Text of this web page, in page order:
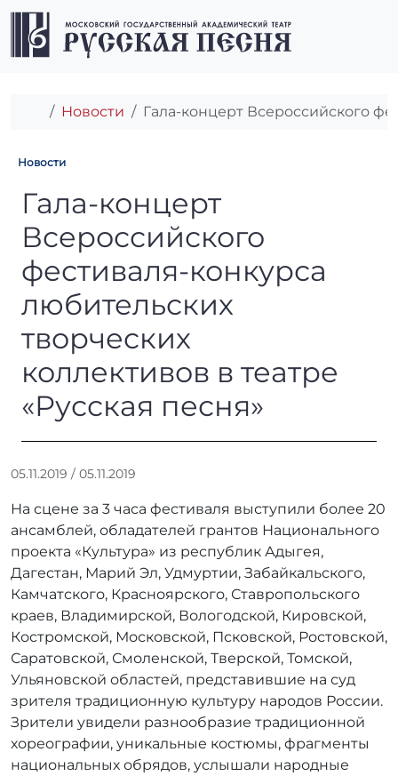
Перейти к содержимому
Перейти к футеру
Главная
Новости Гала-концерт Всероссийского
Новости
Гала-концерт
Гала-концерт
Всероссийского
фестиваля-конкурса
любительских
творческих
коллективов в театре
«Русская песня»
05.11.2019 / 05.11.2019
т
о
р
r
_
a
d
m
i
На сцене за 3 часа фестиваля выступили более 20
ансамблей, обладателей грантов Национального
проекта «Культура» из республик Адыгея,
Дагестан, Марий Эл, Удмуртии, Забайкальского,
Камчатского, Красноярского, Ставропольского
краев, Владимирской, Вологодской, Кировской,
Костромской, Московской, Псковской, Ростовской,
Саратовской, Смоленской, Тверской, Томской,
Ульяновской областей, представившие на суд
зрителя традиционную культуру народов России.
Зрители увидели разнообразие традиционной
хореографии, уникальные костюмы, фрагменты
национальных обрядов, услышали народные